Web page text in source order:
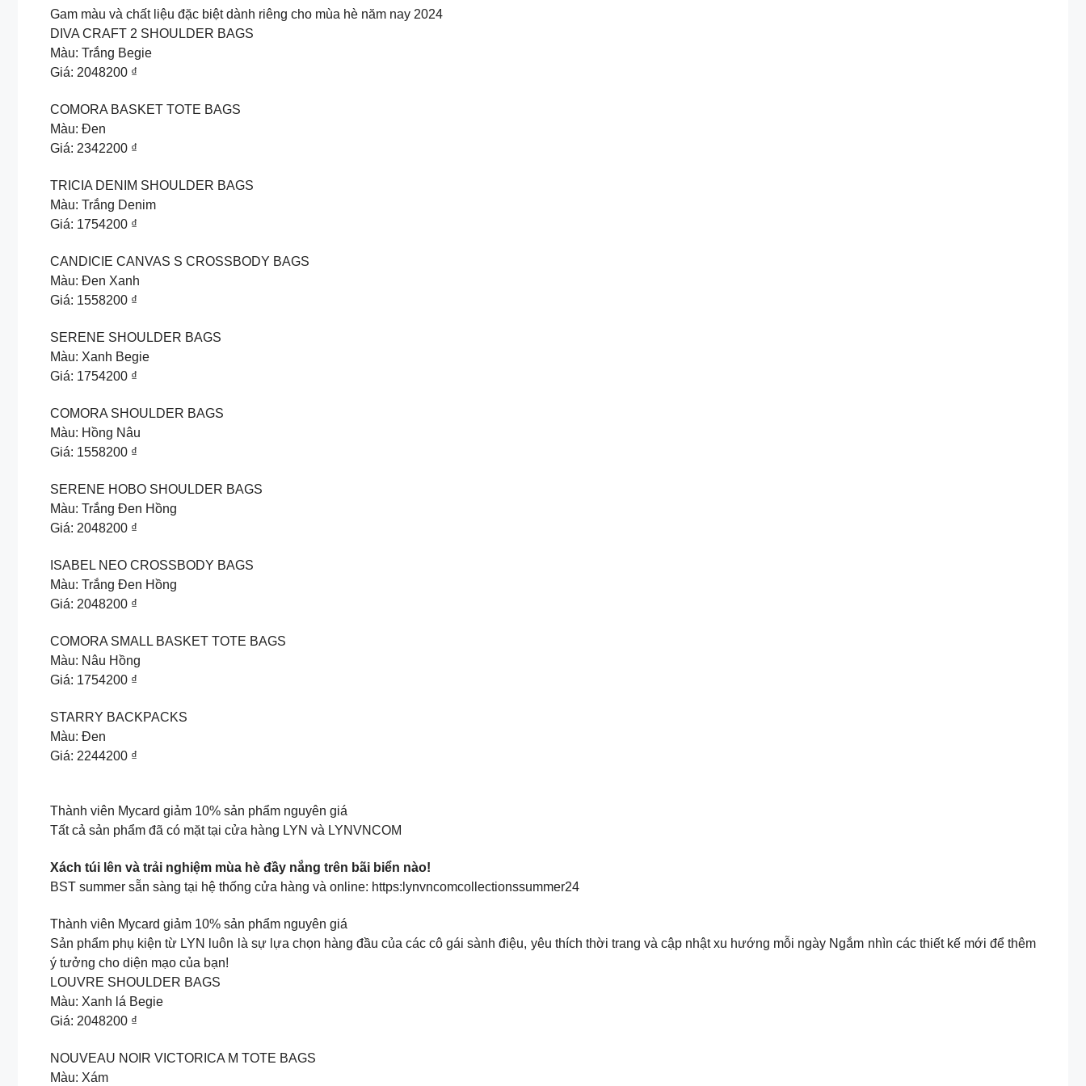
Gam màu và chất liệu đặc biệt dành riêng cho mùa hè năm nay 2024
DIVA CRAFT 2 SHOULDER BAGS
Màu: Trắng Begie
Giá: 2048200 ₫
COMORA BASKET TOTE BAGS
Màu: Đen
Giá: 2342200 ₫
TRICIA DENIM SHOULDER BAGS
Màu: Trắng Denim
Giá: 1754200 ₫
CANDICIE CANVAS S CROSSBODY BAGS
Màu: Đen Xanh
Giá: 1558200 ₫
SERENE SHOULDER BAGS
Màu: Xanh Begie
Giá: 1754200 ₫
COMORA SHOULDER BAGS
Màu: Hồng Nâu
Giá: 1558200 ₫
SERENE HOBO SHOULDER BAGS
Màu: Trắng Đen Hồng
Giá: 2048200 ₫
ISABEL NEO CROSSBODY BAGS
Màu: Trắng Đen Hồng
Giá: 2048200 ₫
COMORA SMALL BASKET TOTE BAGS
Màu: Nâu Hồng
Giá: 1754200 ₫
STARRY BACKPACKS
Màu: Đen
Giá: 2244200 ₫
Thành viên Mycard giảm 10% sản phẩm nguyên giá
Tất cả sản phẩm đã có mặt tại cửa hàng LYN và LYNVNCOM
Xách túi lên và trải nghiệm mùa hè đầy nắng trên bãi biển nào!
BST summer sẵn sàng tại hệ thống cửa hàng và online: https:lynvncomcollectionssummer24
Thành viên Mycard giảm 10% sản phẩm nguyên giá
Sản phẩm phụ kiện từ LYN luôn là sự lựa chọn hàng đầu của các cô gái sành điệu, yêu thích thời trang và cập nhật xu hướng mỗi ngày Ngắm nhìn các thiết kế mới để thêm
ý tưởng cho diện mạo của bạn!
LOUVRE SHOULDER BAGS
Màu: Xanh lá Begie
Giá: 2048200 ₫
NOUVEAU NOIR VICTORICA M TOTE BAGS
Màu: Xám